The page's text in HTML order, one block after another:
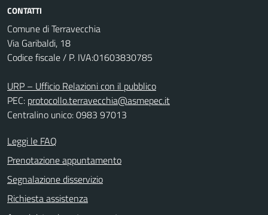
CONTATTI
Comune di Terravecchia
Via Garibaldi, 18
Codice fiscale / P. IVA:01603830785
URP – Ufficio Relazioni con il pubblico
PEC: protocollo.terravecchia@asmepec.it
Centralino unico: 0983 97013
Leggi le FAQ
Prenotazione appuntamento
Segnalazione disservizio
Richiesta assistenza